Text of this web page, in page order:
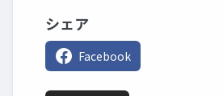
シェア
Facebook